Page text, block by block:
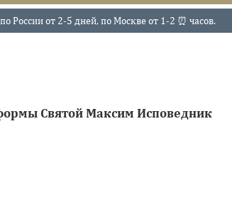
России от 2-5 дней, по Москве от 1-2 ⏰ часов.
Святой Максим Исповедник